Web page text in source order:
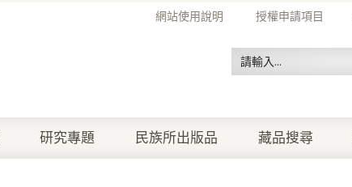
網站使用說明 授權申請項目
研究專題 民族所出版品 藏品搜尋